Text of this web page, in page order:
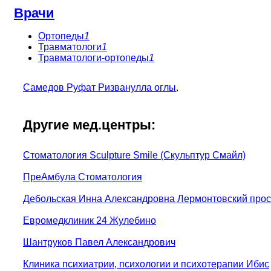
Врачи
Ортопеды1
Травматологи1
Травматологи-ортопеды1
Самедов Руфат Ризванулла оглы,
Другие мед.центры:
Стоматология Sculpture Smile (Скульптур Смайл)
ПреАмбула Стоматология
Дебольская Инна Александровна Лермонтовский
Евромедклиник 24 Жулебино
Шантруков Павел Александрович
Клиника психиатрии, психологии и психотерапии Ибис